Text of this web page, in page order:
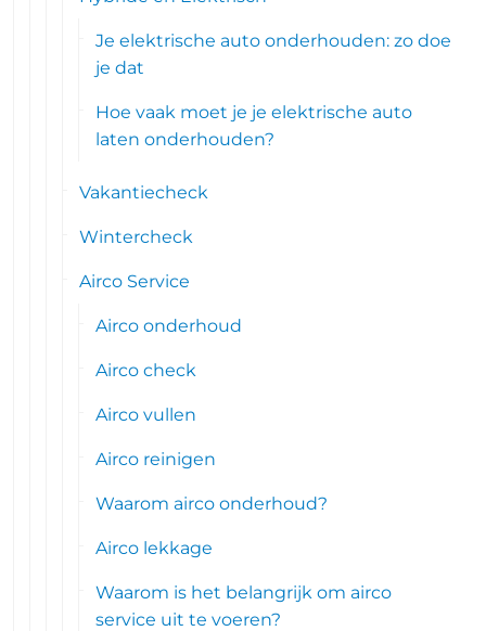
Je elektrische auto onderhouden: zo doe
je dat
Hoe vaak moet je je elektrische auto
laten onderhouden?
Vakantiecheck
Wintercheck
Airco Service
Airco onderhoud
Airco check
Airco vullen
Airco reinigen
Waarom airco onderhoud?
Airco lekkage
Waarom is het belangrijk om airco
service uit te voeren?